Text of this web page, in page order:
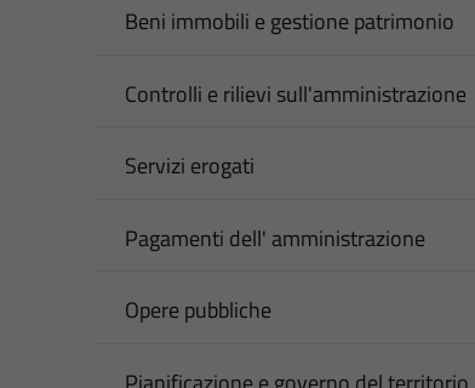
Beni immobili e gestione patrimonio
Controlli e rilievi sull'amministrazione
Servizi erogati
Pagamenti dell' amministrazione
Opere pubbliche